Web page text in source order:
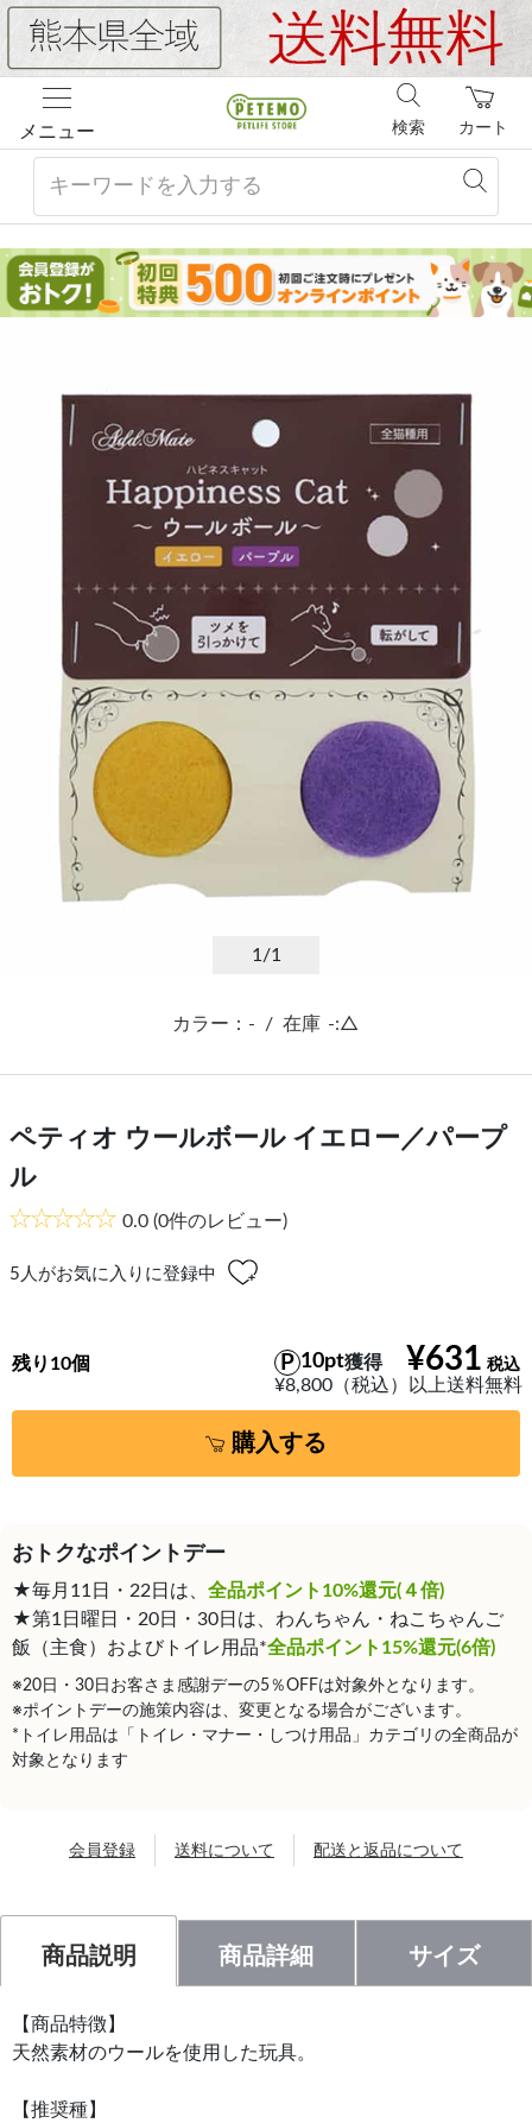
メニュー カート
検索
1/1
カラー：- / 在庫 -:△
ペティオ ウールボール イエロー／パープ
ル
0.0 (0件のレビュー)
5 人がお気に入りに登録中
¥631
10pt獲得
¥8,800（税込）以上送料無料
残り10個
購入する
おトクなポイントデー
★毎月11日・22日は、 全品ポイント10%還元(４倍)
★第1日曜日・20日・30日は、わんちゃん・ねこちゃんご
飯（主食）およびトイレ用品*全品ポイント15%還元(6倍)
※20日・30日お客さま感謝デーの5％OFFは対象外となります。
※ポイントデーの施策内容は、変更となる場合がございます。
*トイレ用品は「トイレ・マナー・しつけ用品」カテゴリの全商品が
対象となります
会員登録 送料について 配送と返品について
商品説明 商品詳細 サイズ
【商品特徴】
天然素材のウールを使用した玩具。
【推奨種】